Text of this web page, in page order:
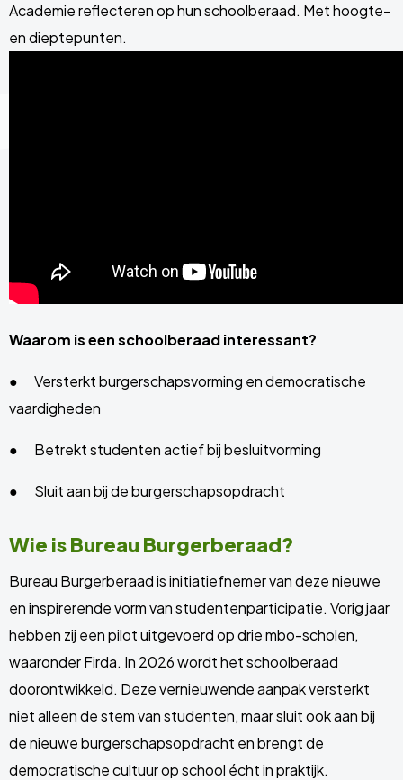
Academie reflecteren op hun schoolberaad. Met hoogte-
en dieptepunten.
Waarom is een schoolberaad interessant?
● Versterkt burgerschapsvorming en democratische
vaardigheden
● Betrekt studenten actief bij besluitvorming
● Sluit aan bij de burgerschapsopdracht
Wie is Bureau Burgerberaad?
Bureau Burgerberaad is initiatiefnemer van deze nieuwe
en inspirerende vorm van studentenparticipatie. Vorig jaar
hebben zij een pilot uitgevoerd op drie mbo-scholen,
waaronder Firda. In 2026 wordt het schoolberaad
doorontwikkeld. Deze vernieuwende aanpak versterkt
niet alleen de stem van studenten, maar sluit ook aan bij
de nieuwe burgerschapsopdracht en brengt de
democratische cultuur op school écht in praktijk.